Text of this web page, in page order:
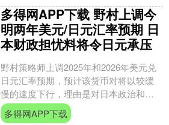
多得网APP下载 野村上调今
明两年美元/日元汇率预期 日
本财政担忧料将令日元承压
野村策略师上调2025年和2026年美元兑
日元汇率预期，预计该货币对将以较缓
慢的速度下行，理由是对日本政治和财
政政策的担忧挥之不去。 Yujiro Goto等
策....
多得网APP下载